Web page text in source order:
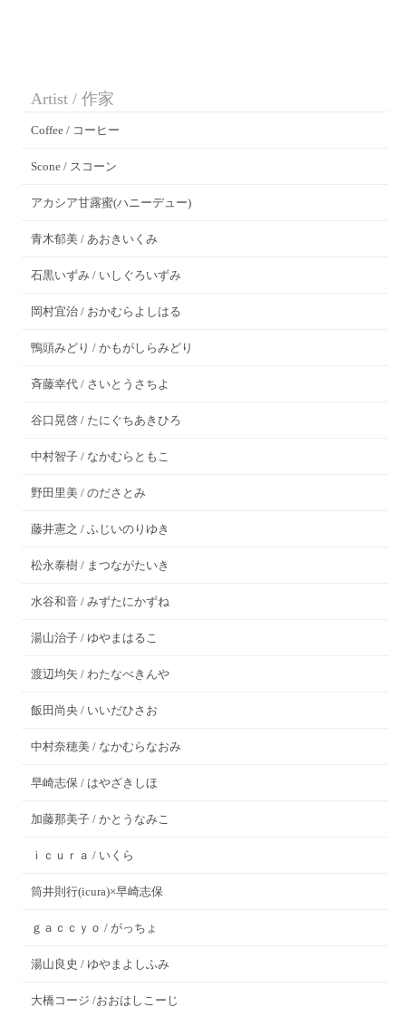
Artist / 作家
Coffee / コーヒー
Scone / スコーン
アカシア甘露蜜(ハニーデュー)
青木郁美 / あおきいくみ
石黒いずみ / いしぐろいずみ
岡村宜治 / おかむらよしはる
鴨頭みどり / かもがしらみどり
斉藤幸代 / さいとうさちよ
谷口晃啓 / たにぐちあきひろ
中村智子 / なかむらともこ
野田里美 / のださとみ
藤井憲之 / ふじいのりゆき
松永泰樹 / まつながたいき
水谷和音 / みずたにかずね
湯山治子 / ゆやまはるこ
渡辺均矢 / わたなべきんや
飯田尚央 / いいだひさお
中村奈穂美 / なかむらなおみ
早崎志保 / はやざきしほ
加藤那美子 / かとうなみこ
ｉｃｕｒａ / いくら
筒井則行(icura)×早崎志保
ｇａｃｃｙｏ / がっちょ
湯山良史 / ゆやまよしふみ
大橋コージ /おおはしこーじ